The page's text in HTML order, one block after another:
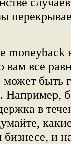
moneyback
все
быть
Например,
в
бизнесе, и